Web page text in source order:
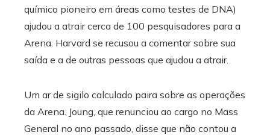
químico pioneiro em áreas como testes de DNA)
ajudou a atrair cerca de 100 pesquisadores para a
Arena. Harvard se recusou a comentar sobre sua
saída e a de outras pessoas que ajudou a atrair.
Um ar de sigilo calculado paira sobre as operações
da Arena. Joung, que renunciou ao cargo no Mass
General no ano passado, disse que não contou a